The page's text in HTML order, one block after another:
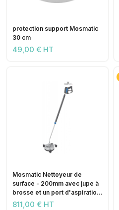
protection support Mosmatic
30 cm
49,00 € HT
Mosmatic Nettoyeur de
surface - 200mm avec jupe à
brosse et un port d'aspiration
2x buses - 275 bar
811,00 € HT